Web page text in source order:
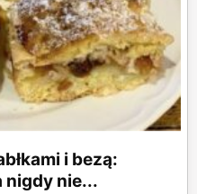
i bezą:
nigdy nie...